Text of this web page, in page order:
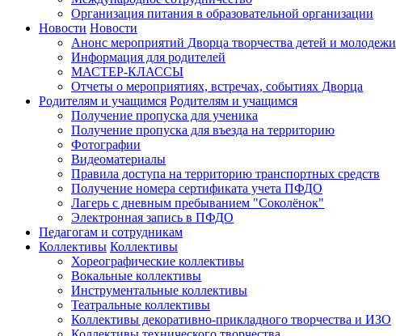
Организация питания в образовательной организации
Новости Новости
Анонс мероприятий Дворца творчества детей и молодежи
Информация для родителей
МАСТЕР-КЛАССЫ
Отчеты о мероприятиях, встречах, событиях Дворца
Родителям и учащимся Родителям и учащимся
Получение пропуска для ученика
Получение пропуска для въезда на территорию
Фотографии
Видеоматериалы
Правила доступа на территорию транспортных средств
Получение номера сертификата учета ПФДО
Лагерь с дневным пребыванием "Соколёнок"
Электронная запись в ПФДО
Педагогам и сотрудникам
Коллективы Коллективы
Хореографические коллективы
Вокальные коллективы
Инструментальные коллективы
Театральные коллективы
Коллективы декоративно-прикладного творчества и ИЗО